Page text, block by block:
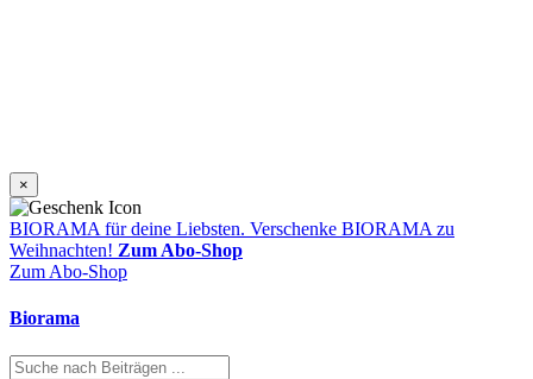
×
BIORAMA für deine Liebsten. Verschenke BIORAMA zu
Weihnachten! Zum Abo-Shop
Zum Abo-Shop
Biorama